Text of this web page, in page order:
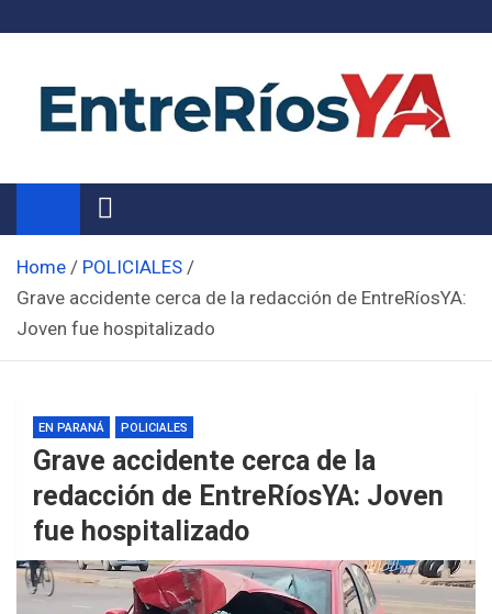
Noticias de Entre Ríos
Información de toda la provincia ahora
Home
POLICIALES
Grave accidente cerca de la redacción de EntreRíosYA:
Joven fue hospitalizado
EN PARANÁ POLICIALES
Grave accidente cerca de la
redacción de EntreRíosYA: Joven
fue hospitalizado